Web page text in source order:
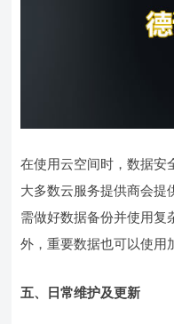
在使用云空间时，数据安
大多数云服务提供商会提
需做好数据备份并使用复
外，重要数据也可以使用
五、日常维护及更新